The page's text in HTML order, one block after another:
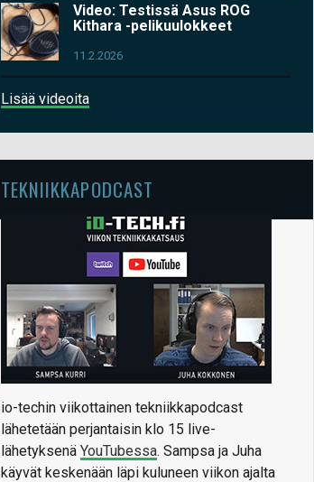
Video: Testissä Asus ROG
Kithara -pelikuulokkeet
11.2.2026
Lisää videoita
TEKNIIKKAPODCAST
io-techin viikottainen tekniikkapodcast
lähetetään perjantaisin klo 15 live-
lähetyksenä YouTubessa. Sampsa ja Juha
käyvät keskenään läpi kuluneen viikon ajalta